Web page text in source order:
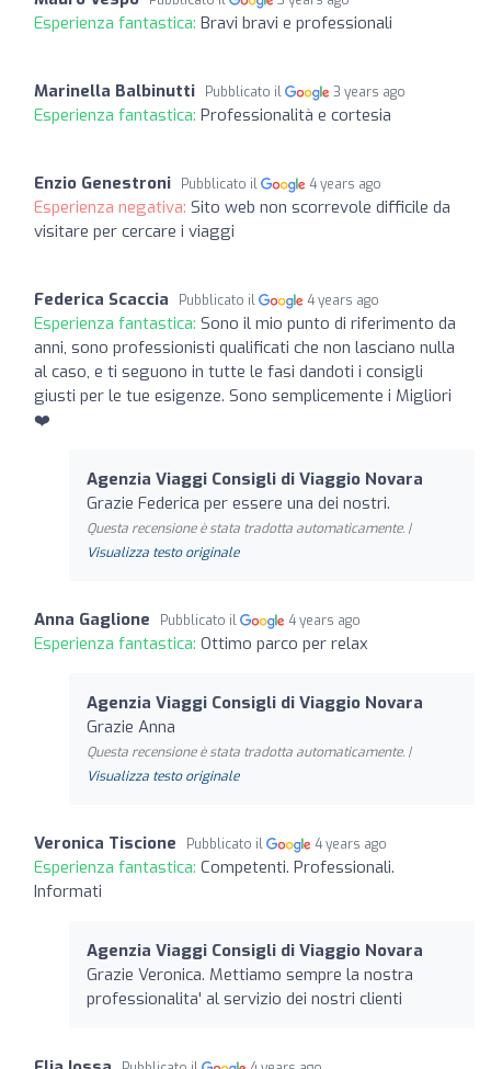
Esperienza fantastica: Bravi bravi e professionali
Marinella Balbinutti Pubblicato il 3 years ago
Esperienza fantastica: Professionalità e cortesia
Enzio Genestroni Pubblicato il 4 years ago
Esperienza negativa: Sito web non scorrevole difficile da
visitare per cercare i viaggi
Federica Scaccia Pubblicato il 4 years ago
Esperienza fantastica: Sono il mio punto di riferimento da
anni, sono professionisti qualificati che non lasciano nulla
al caso, e ti seguono in tutte le fasi dandoti i consigli
giusti per le tue esigenze. Sono semplicemente i Migliori
❤️
Agenzia Viaggi Consigli di Viaggio Novara
Grazie Federica per essere una dei nostri.
Questa recensione è stata tradotta automaticamente. |
Visualizza testo originale
Anna Gaglione Pubblicato il 4 years ago
Esperienza fantastica: Ottimo parco per relax
Agenzia Viaggi Consigli di Viaggio Novara
Grazie Anna
Questa recensione è stata tradotta automaticamente. |
Visualizza testo originale
Veronica Tiscione Pubblicato il 4 years ago
Esperienza fantastica: Competenti. Professionali.
Informati
Agenzia Viaggi Consigli di Viaggio Novara
Grazie Veronica. Mettiamo sempre la nostra
professionalita' al servizio dei nostri clienti